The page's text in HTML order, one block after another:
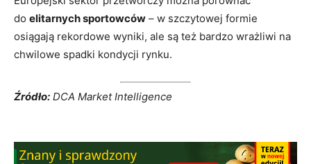
do elitarnych sportowców – w szczytowej formie
osiągają rekordowe wyniki, ale są też bardzo wrażliwi na
chwilowe spadki kondycji rynku.
Źródło: DCA Market Intelligence